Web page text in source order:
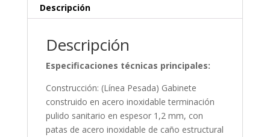
Descripción
Descripción
Especificaciones técnicas principales:
Construcción: (Línea Pesada) Gabinete
construido en acero inoxidable terminación
pulido sanitario en espesor 1,2 mm, con
patas de acero inoxidable de caño estructural